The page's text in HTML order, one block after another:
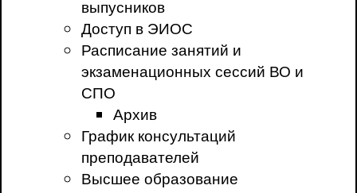
выпусников
Доступ в ЭИОС
Расписание занятий и
экзаменационных сессий ВО и
СПО
Архив
График консультаций
преподавателей
Высшее образование